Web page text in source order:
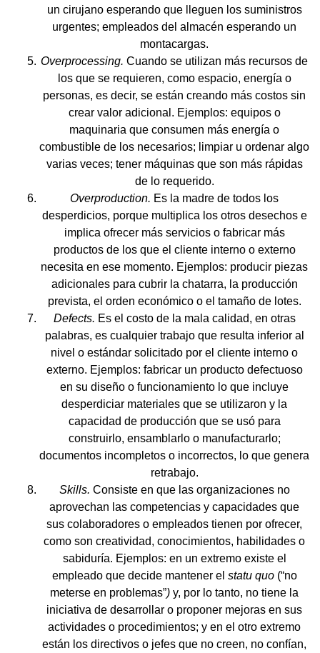
un cirujano esperando que lleguen los suministros
urgentes; empleados del almacén esperando un
montacargas.
Overprocessing. Cuando se utilizan más recursos de
los que se requieren, como espacio, energía o
personas, es decir, se están creando más costos sin
crear valor adicional. Ejemplos: equipos o
maquinaria que consumen más energía o
combustible de los necesarios; limpiar u ordenar algo
varias veces; tener máquinas que son más rápidas
de lo requerido.
Overproduction. Es la madre de todos los
desperdicios, porque multiplica los otros desechos e
implica ofrecer más servicios o fabricar más
productos de los que el cliente interno o externo
necesita en ese momento. Ejemplos: producir piezas
adicionales para cubrir la chatarra, la producción
prevista, el orden económico o el tamaño de lotes.
Defects. Es el costo de la mala calidad, en otras
palabras, es cualquier trabajo que resulta inferior al
nivel o estándar solicitado por el cliente interno o
externo. Ejemplos: fabricar un producto defectuoso
en su diseño o funcionamiento lo que incluye
desperdiciar materiales que se utilizaron y la
capacidad de producción que se usó para
construirlo, ensamblarlo o manufacturarlo;
documentos incompletos o incorrectos, lo que genera
retrabajo.
Skills. Consiste en que las organizaciones no
aprovechan las competencias y capacidades que
sus colaboradores o empleados tienen por ofrecer,
como son creatividad, conocimientos, habilidades o
sabiduría. Ejemplos: en un extremo existe el
empleado que decide mantener el statu quo(“no
meterse en problemas”) y, por lo tanto, no tiene la
iniciativa de desarrollar o proponer mejoras en sus
actividades o procedimientos; y en el otro extremo
están los directivos o jefes que no creen, no confían,